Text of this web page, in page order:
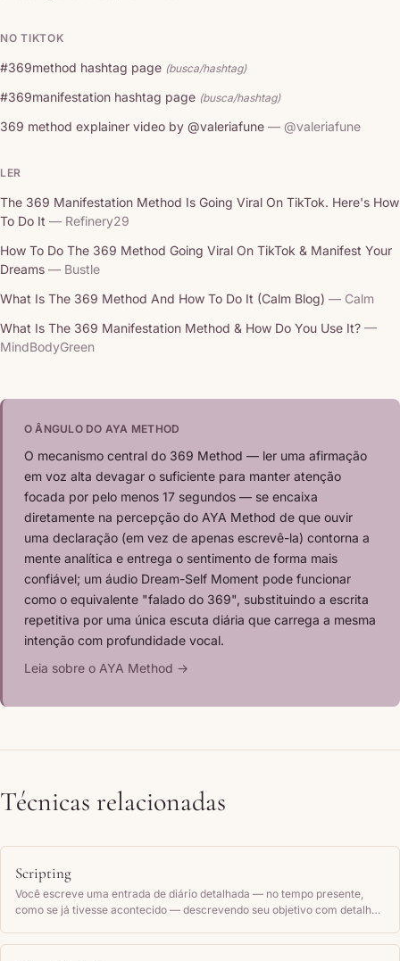
NO TIKTOK
#369method hashtag page (busca/hashtag)
#369manifestation hashtag page (busca/hashtag)
369 method explainer video by @valeriafune — @valeriafune
LER
The 369 Manifestation Method Is Going Viral On TikTok. Here's How
To Do It — Refinery29
How To Do The 369 Method Going Viral On TikTok & Manifest Your
Dreams — Bustle
What Is The 369 Method And How To Do It (Calm Blog) — Calm
What Is The 369 Manifestation Method & How Do You Use It? —
MindBodyGreen
O ÂNGULO DO AYA METHOD
O mecanismo central do 369 Method — ler uma afirmação
em voz alta devagar o suficiente para manter atenção
focada por pelo menos 17 segundos — se encaixa
diretamente na percepção do AYA Method de que ouvir
uma declaração (em vez de apenas escrevê-la) contorna a
mente analítica e entrega o sentimento de forma mais
confiável; um áudio Dream-Self Moment pode funcionar
como o equivalente "falado do 369", substituindo a escrita
repetitiva por uma única escuta diária que carrega a mesma
intenção com profundidade vocal.
Leia sobre o AYA Method →
Técnicas relacionadas
Scripting
Você escreve uma entrada de diário detalhada — no tempo presente,
como se já tivesse acontecido — descrevendo seu objetivo com detalhes